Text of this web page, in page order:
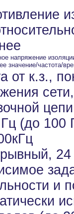
напряжение
значение/частота/
от к.з.,
(до 100
24
и